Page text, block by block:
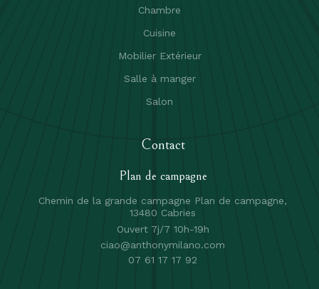
Chambre
Cuisine
Mobilier Extérieur
Salle à manger
Salon
Contact
Plan de campagne
Chemin de la grande campagne Plan de campagne,
13480 Cabries
Ouvert 7j/7 10h-19h
ciao@anthonymilano.com
07 61 17 17 92